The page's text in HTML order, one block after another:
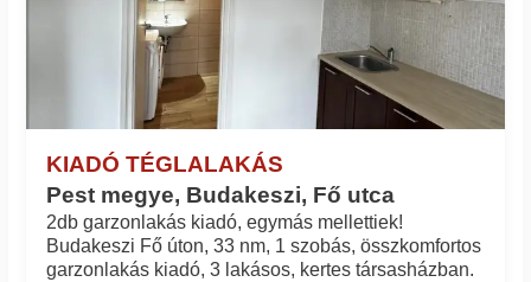
KIADÓ TÉGLALAKÁS
Pest megye, Budakeszi, Fő utca
2db garzonlakás kiadó, egymás mellettiek!
Budakeszi Fő úton, 33 nm, 1 szobás, összkomfortos
garzonlakás kiadó, 3 lakásos, kertes társasházban.